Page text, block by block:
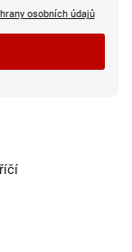
osobních údajů